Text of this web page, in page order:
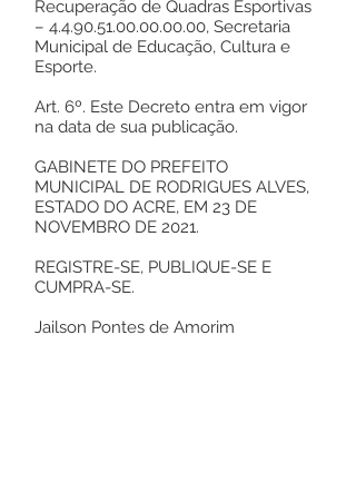
Recuperação de Quadras Esportivas
– 4.4.90.51.00.00.00.00, Secretaria
Municipal de Educação, Cultura e
Esporte.
Art. 6º. Este Decreto entra em vigor
na data de sua publicação.
GABINETE DO PREFEITO
MUNICIPAL DE RODRIGUES ALVES,
ESTADO DO ACRE, EM 23 DE
NOVEMBRO DE 2021.
REGISTRE-SE, PUBLIQUE-SE E
CUMPRA-SE.
Jailson Pontes de Amorim